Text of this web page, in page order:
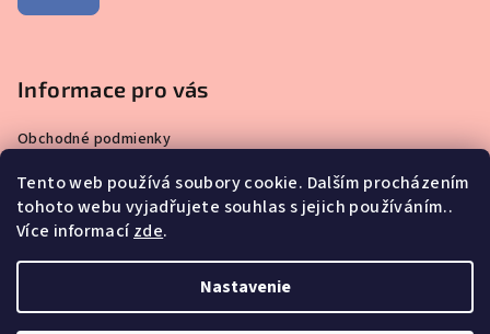
Tento web používá soubory cookie. Dalším procházením
tohoto webu vyjadřujete souhlas s jejich používáním..
Více informacízde.
Nastavenie
Informace pro vás
Obchodné podmienky
Čo sa ma pýtate najčastejšie – ŠPERKY VYROBENÉ Z MATERSKÉHO
MLIEKA
Prečo nakupovať u nás?
Reklamácie, výmeny a vrátenie tovaru